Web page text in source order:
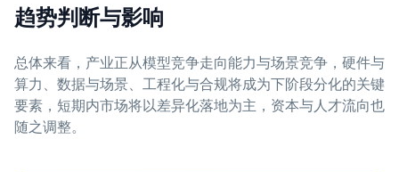
趋势判断与影响
总体来看，产业正从模型竞争走向能力与场景竞争，硬件与
算力、数据与场景、工程化与合规将成为下阶段分化的关键
要素，短期内市场将以差异化落地为主，资本与人才流向也
随之调整。